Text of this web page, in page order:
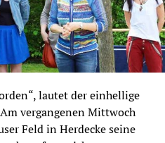
lautet der einhellige
vergangenen Mittwoch
Feld in Herdecke seine